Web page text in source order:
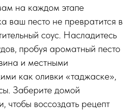
на каждом этапе
ваш песто не превратится в
соус. Насладитесь
пробуя ароматный песто
и местными
как оливки «таджаске»,
Заберите домой
чтобы воссоздать рецепт